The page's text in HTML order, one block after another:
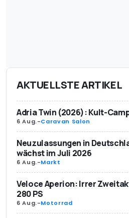
AKTUELLSTE ARTIKEL
Adria Twin (2026): Kult-
6 Aug.-Caravan Salon
Neuzulassungen in
wächst im Juli 2026
6 Aug.-Markt
Veloce Aperion: Irrer
280 PS
6 Aug.-Motorrad